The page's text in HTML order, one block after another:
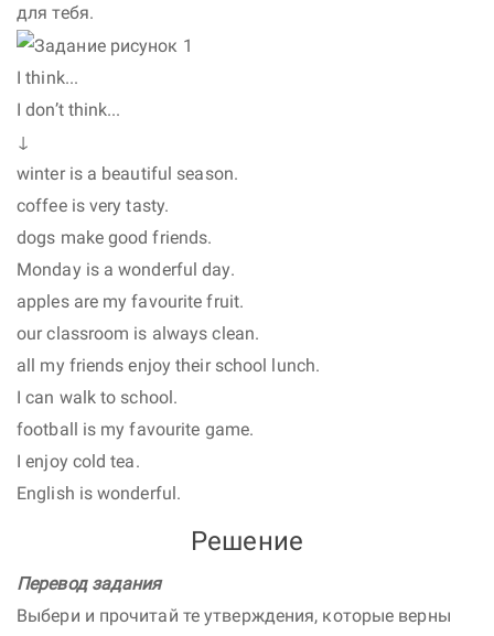
для тебя.
I think...
I don’t think...
↓
winter is a beautiful season.
coffee is very tasty.
dogs make good friends.
Monday is a wonderful day.
apples are my favourite fruit.
our classroom is always clean.
all my friends enjoy their school lunch.
I can walk to school.
football is my favourite game.
I enjoy cold tea.
English is wonderful.
Решение
Перевод задания
Выбери и прочитай те утверждения, которые верны